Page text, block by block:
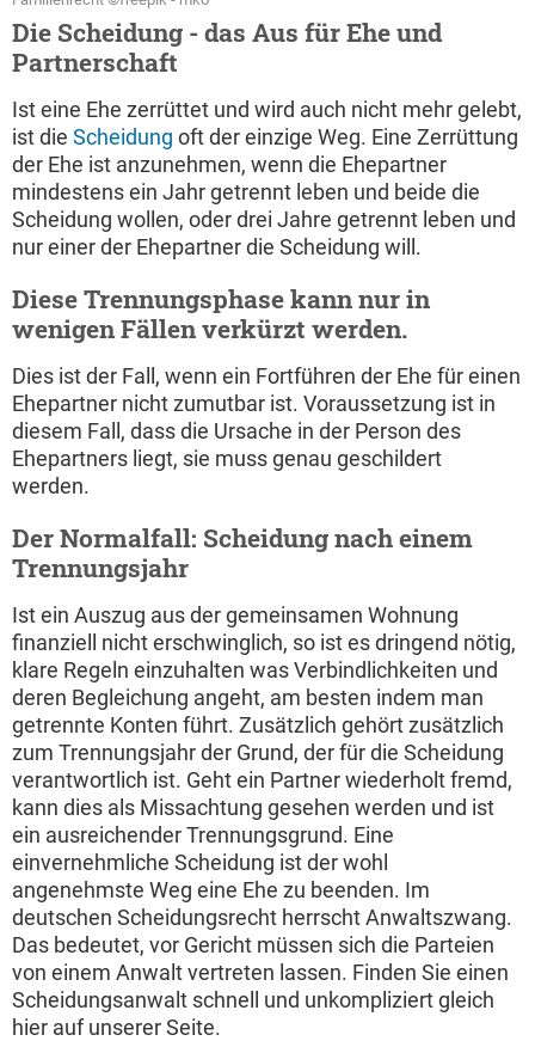
Die Scheidung - das Aus für Ehe und
Partnerschaft
Ist eine Ehe zerrüttet und wird auch nicht mehr gelebt,
ist die Scheidung oft der einzige Weg. Eine Zerrüttung
der Ehe ist anzunehmen, wenn die Ehepartner
mindestens ein Jahr getrennt leben und beide die
Scheidung wollen, oder drei Jahre getrennt leben und
nur einer der Ehepartner die Scheidung will.
Diese Trennungsphase kann nur in
wenigen Fällen verkürzt werden.
Dies ist der Fall, wenn ein Fortführen der Ehe für einen
Ehepartner nicht zumutbar ist. Voraussetzung ist in
diesem Fall, dass die Ursache in der Person des
Ehepartners liegt, sie muss genau geschildert
werden.
Der Normalfall: Scheidung nach einem
Trennungsjahr
Ist ein Auszug aus der gemeinsamen Wohnung
finanziell nicht erschwinglich, so ist es dringend nötig,
klare Regeln einzuhalten was Verbindlichkeiten und
deren Begleichung angeht, am besten indem man
getrennte Konten führt. Zusätzlich gehört zusätzlich
zum Trennungsjahr der Grund, der für die Scheidung
verantwortlich ist. Geht ein Partner wiederholt fremd,
kann dies als Missachtung gesehen werden und ist
ein ausreichender Trennungsgrund. Eine
einvernehmliche Scheidung ist der wohl
angenehmste Weg eine Ehe zu beenden. Im
deutschen Scheidungsrecht herrscht Anwaltszwang.
Das bedeutet, vor Gericht müssen sich die Parteien
von einem Anwalt vertreten lassen. Finden Sie einen
Scheidungsanwalt schnell und unkompliziert gleich
hier auf unserer Seite.